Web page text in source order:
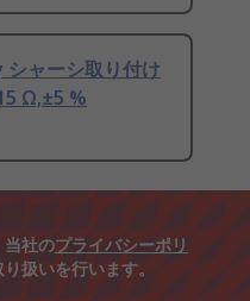
ャーシ取り付け
Ω,±5 %
当社のプライバシーポリ
扱いを行います。